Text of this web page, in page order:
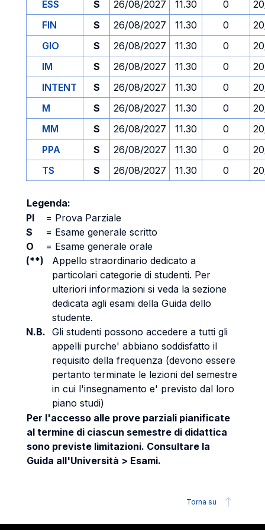
ESS
S 26/08/2027 11.30 0
FIN
S 26/08/2027 11.30 0
GIO
S 26/08/2027 11.30 0
IM
S 26/08/2027 11.30 0
INTENT
S 26/08/2027 11.30 0
M
S 26/08/2027 11.30 0
MM
S 26/08/2027 11.30 0
PPA
S 26/08/2027 11.30 0
TS
S 26/08/2027 11.30 0
Legenda:
PI
= Prova Parziale
S
= Esame generale scritto
O
= Esame generale orale
(**)
Appello straordinario dedicato a
particolari categorie di studenti. Per
ulteriori informazioni si veda la sezione
dedicata agli esami della Guida dello
studente.
N.B. Gli studenti possono accedere a tutti gli
appelli purche' abbiano soddisfatto il
requisito della frequenza (devono essere
pertanto terminate le lezioni del semestre
in cui l'insegnamento e' previsto dal loro
piano studi)
Per l'accesso alle prove parziali pianificate
al termine di ciascun semestre di didattica
sono previste limitazioni. Consultare la
Guida all'Università > Esami.
Torna su